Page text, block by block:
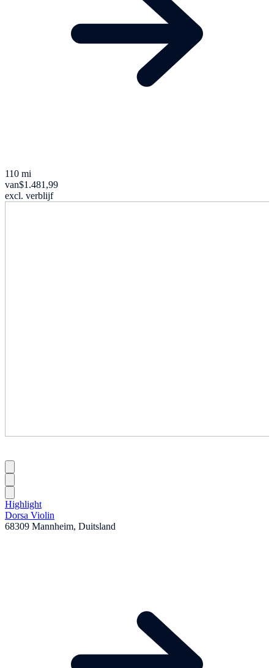
110 mi
van$1.481,99
excl. verblijf
Highlight
Dorsa Violin
68309 Mannheim, Duitsland